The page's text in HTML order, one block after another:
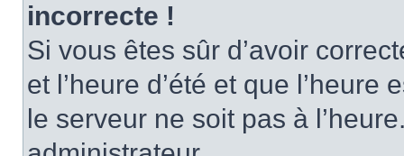
incorrecte !
Si vous êtes sûr d’avoir
et l’heure d’été et que
le serveur ne soit pas à